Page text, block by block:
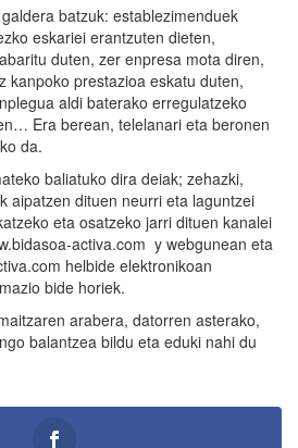
batzuk: establezimenduek
eskariei erantzuten dieten,
duten, zer enpresa mota diren,
kanpoko prestazioa eskatu duten,
aldi baterako erregulatzeko
Era berean, telelanari eta beronen
da.
baliatuko dira deiak; zehazki,
aipatzen dituen neurri eta laguntzei
eta osatzeko jarri dituen kanalei
activa.com y webgunean eta
helbide elektronikoan
bide horiek.
arabera, datorren asterako,
balantzea bildu eta eduki nahi du